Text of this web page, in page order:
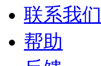
联系我们
帮助